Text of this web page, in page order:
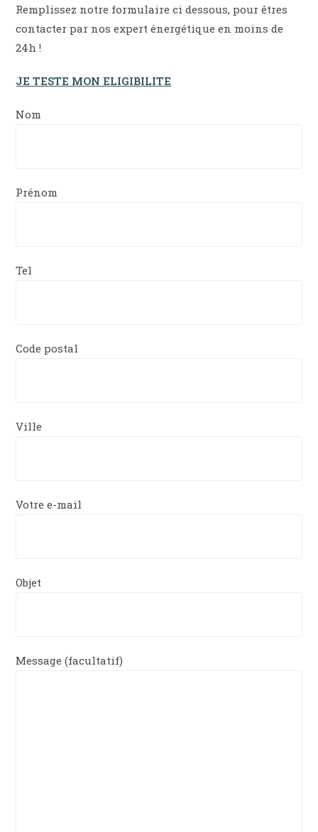
Remplissez notre formulaire ci dessous, pour êtres
contacter par nos expert énergétique en moins de
24h !
JE TESTE MON ELIGIBILITE
Nom
Prénom
Tel
Code postal
Ville
Votre e-mail
Objet
Message (facultatif)